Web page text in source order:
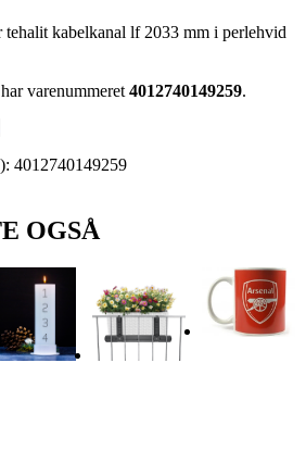
tehalit kabelkanal lf 2033 mm i perlehvid
varenummeret 4012740149259.
4012740149259
OGSÅ